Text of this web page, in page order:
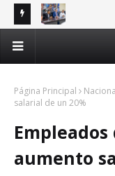
Rector de la
principales
Nuevo Código
niños y víctimas
Página Principal
salarial de un 20%
aumento